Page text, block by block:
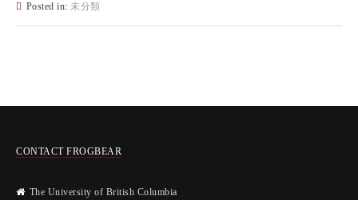
Posted in: 未分類
CONTACT FROGBEAR
The University of British Columbia